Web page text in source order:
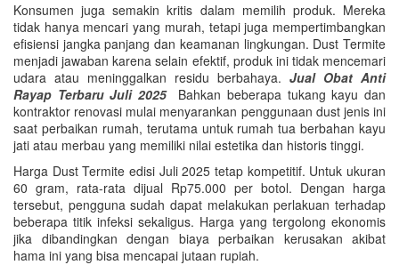
Konsumen juga semakin kritis dalam memilih produk. Mereka
tidak hanya mencari yang murah, tetapi juga mempertimbangkan
efisiensi jangka panjang dan keamanan lingkungan. Dust Termite
menjadi jawaban karena selain efektif, produk ini tidak mencemari
udara atau meninggalkan residu berbahaya. Jual Obat Anti
Rayap Terbaru Juli 2025Bahkan beberapa tukang kayu dan
kontraktor renovasi mulai menyarankan penggunaan dust jenis ini
saat perbaikan rumah, terutama untuk rumah tua berbahan kayu
jati atau merbau yang memiliki nilai estetika dan historis tinggi.
Harga Dust Termite edisi Juli 2025 tetap kompetitif. Untuk ukuran
60 gram, rata-rata dijual Rp75.000 per botol. Dengan harga
tersebut, pengguna sudah dapat melakukan perlakuan terhadap
beberapa titik infeksi sekaligus. Harga yang tergolong ekonomis
jika dibandingkan dengan biaya perbaikan kerusakan akibat
hama ini yang bisa mencapai jutaan rupiah.